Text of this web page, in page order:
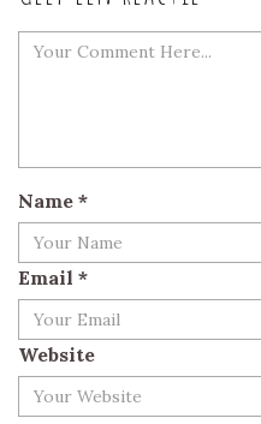
Name *
Email *
Website